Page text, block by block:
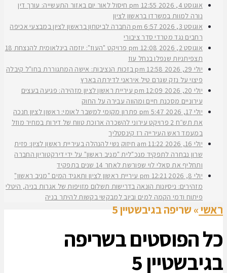
אוגוסט 4, 2026
12:55 pm
חיסול לאור יום באזור התעשייה: עורך דין
נורה למוות במשרדו בראשון לציון
אוגוסט 3, 2026
6:57 pm
החברה לביטחון בראשון לציון במבצעי אכיפה
רחבים נגד מטרדי סדר ציבורי
אוגוסט 2, 2026
12:08 pm
פרויקט "העוז": יוזמה בינלאומית להנצחת 18
תצפיתניות שנפלו בנחל עוז
יולי 29, 2026
12:58 pm
בזכות הנציבות: אישה המתגוררת בחו"ל קיבלה
פיצוי על נזק שגרם טיל איראני לדירתה בארץ
יולי 20, 2026
12:09 pm
עיריית ראשון לציון מזהירה: פגיעה בעצים
עירוניים מסכנת חיים ומהווה עבירה על החוק
יולי 17, 2026
5:47 pm
פתרון מקומי למשבר לאומי: ראשון לציון חנכה
את תש״ח 2 פרויקט עירוני להשכרה ארוכת טווח של דירות במחיר מוזל
במעמד ראש העירייה רז קינסטליך
יולי 16, 2026
11:22 am
חיזוק נשי להנהלה בעיריית ראשון לציון: פזית
שרון נבחרה לתפקיד מנכ"לית "מניב ראשון" על ידי דירקטוריון החברה
ותחליף את סאלי לוי שפורשת לאחר 14 שנים בתפקיד
יולי 8, 2026
12:21 pm
עיריית ראשון לציון ותאגיד המים "מניב ראשון"
מזהירים: ניסיונות הונאה בדרישות תשלום מזויפות של אגרות בניה, היטלי
פיתוח ודמי הקמה למים וביוב למבקשי בקשות להיתר בניה
ראשי» שריפה בגיבשטיין 5
כל הפוסטים בשריפה
בגיבשטיין 5